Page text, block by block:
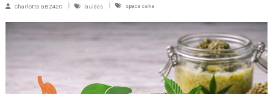
Charlotte GBZ420 Guides space cake